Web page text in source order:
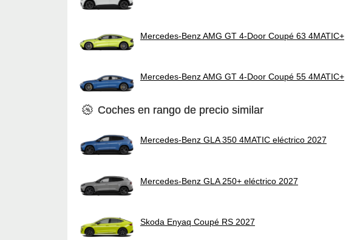
Mercedes-Benz AMG GT 4-Door Coupé 63 4MATIC+
Mercedes-Benz AMG GT 4-Door Coupé 55 4MATIC+
Coches en rango de precio similar
Mercedes-Benz GLA 350 4MATIC eléctrico 2027
Mercedes-Benz GLA 250+ eléctrico 2027
Skoda Enyaq Coupé RS 2027